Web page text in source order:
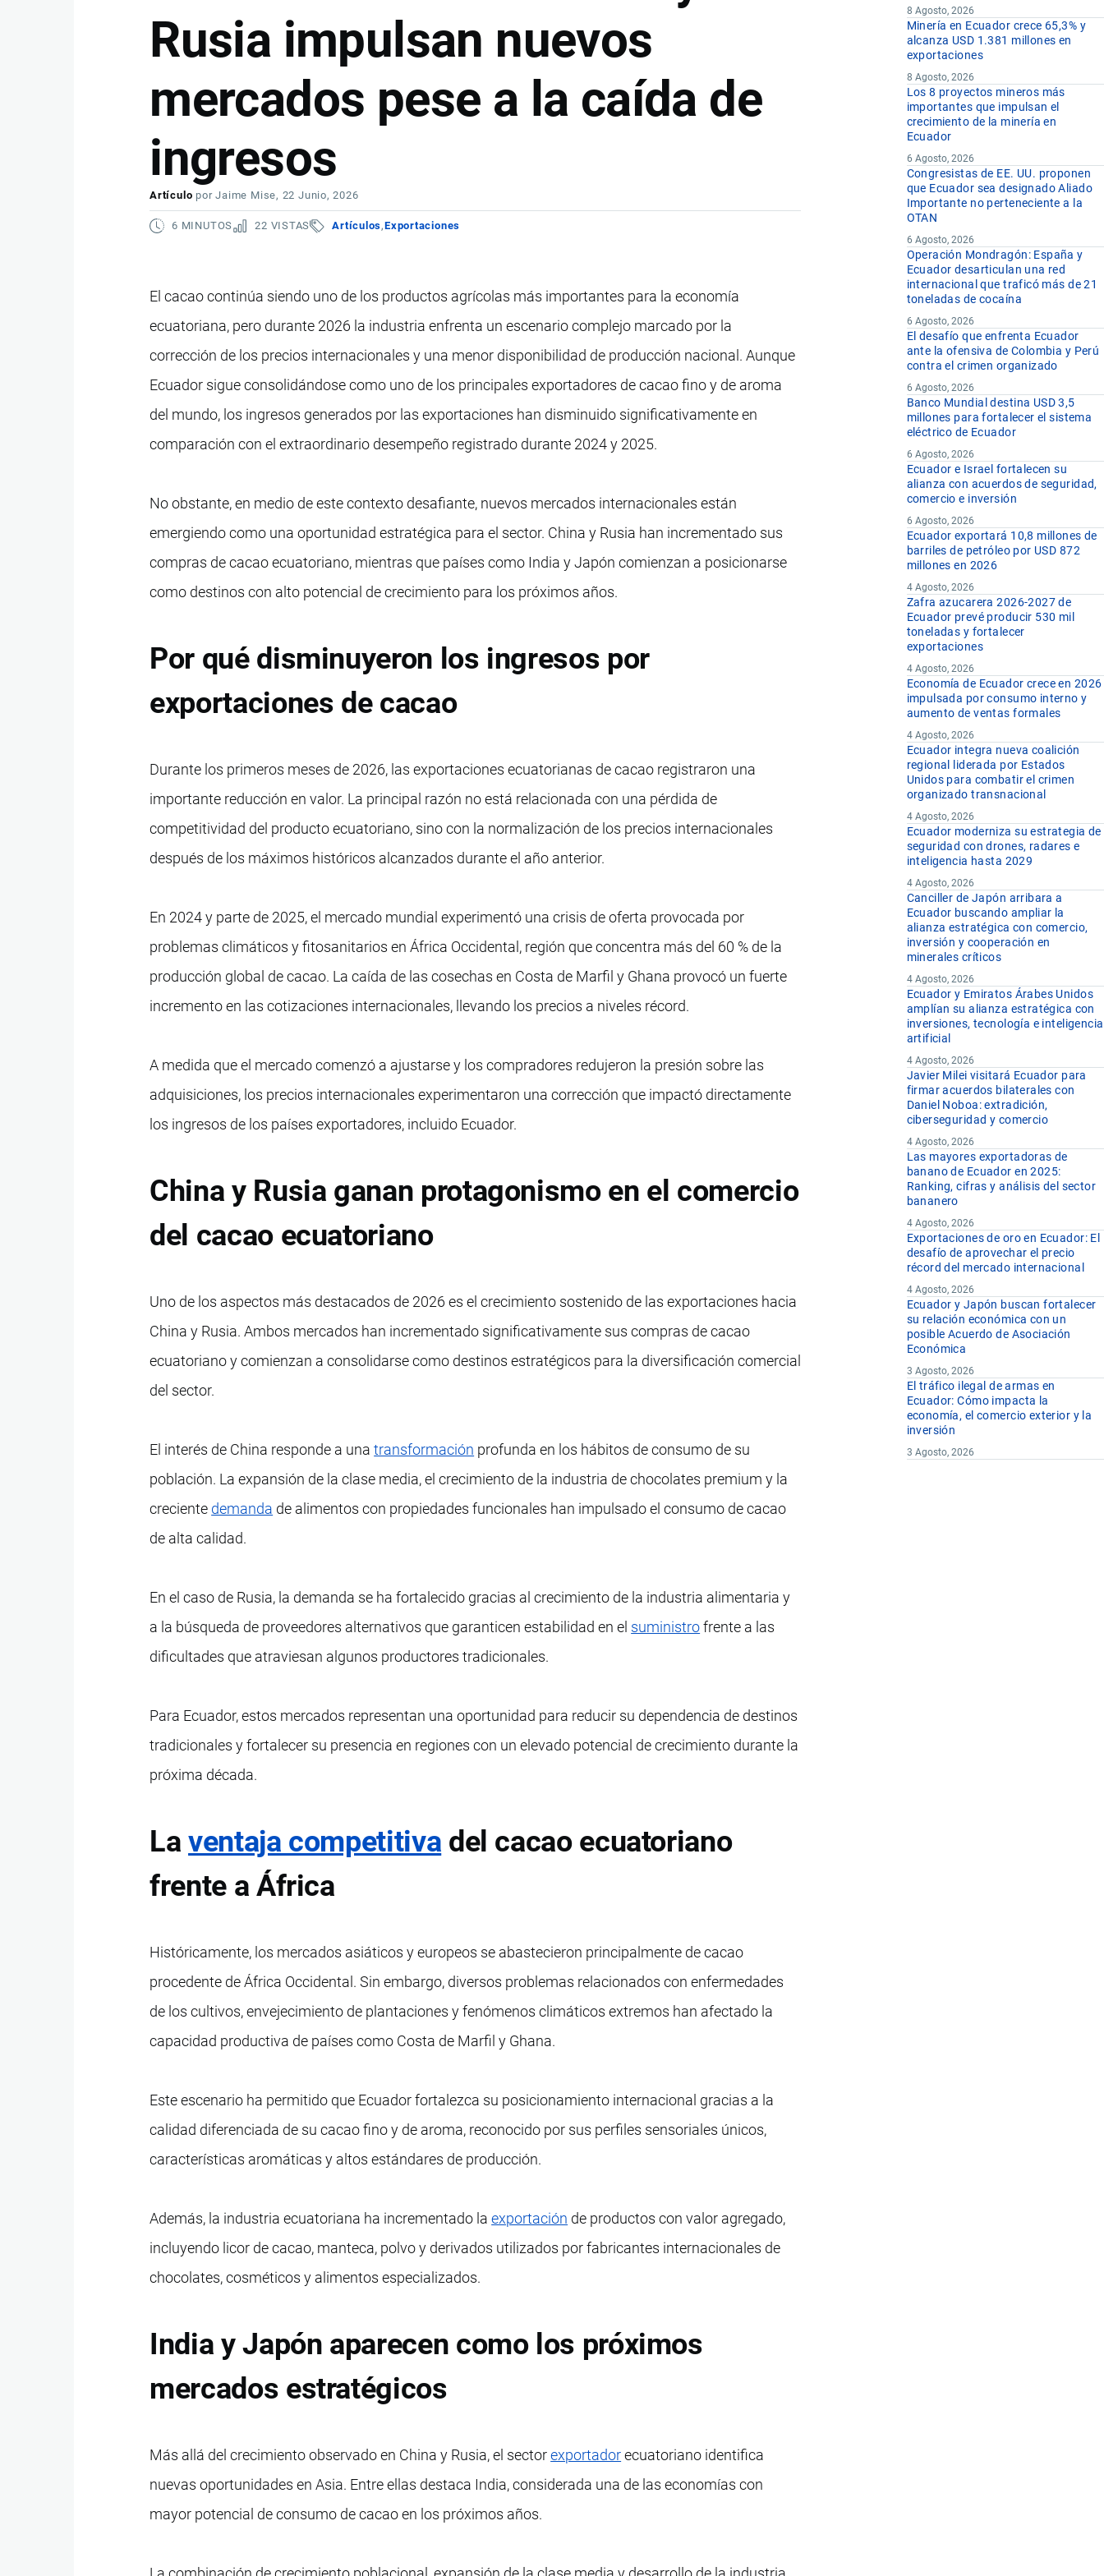
Rusia impulsan nuevos
mercados pese a la caída de
ingresos
Artículo porJaime Mise, 22 Junio, 2026
6 MINUTOS 22 VISTAS Artículos Exportaciones
El cacao continúa siendo uno de los productos agrícolas más importantes para la economía
ecuatoriana, pero durante 2026 la industria enfrenta un escenario complejo marcado por la
corrección de los precios internacionales y una menor disponibilidad de producción nacional. Aunque
Ecuador sigue consolidándose como uno de los principales exportadores de cacao fino y de aroma
del mundo, los ingresos generados por las exportaciones han disminuido significativamente en
comparación con el extraordinario desempeño registrado durante 2024 y 2025.
No obstante, en medio de este contexto desafiante, nuevos mercados internacionales están
emergiendo como una oportunidad estratégica para el sector. China y Rusia han incrementado sus
compras de cacao ecuatoriano, mientras que países como India y Japón comienzan a posicionarse
como destinos con alto potencial de crecimiento para los próximos años.
Por qué disminuyeron los ingresos por
exportaciones de cacao
Durante los primeros meses de 2026, las exportaciones ecuatorianas de cacao registraron una
importante reducción en valor. La principal razón no está relacionada con una pérdida de
competitividad del producto ecuatoriano, sino con la normalización de los precios internacionales
después de los máximos históricos alcanzados durante el año anterior.
En 2024 y parte de 2025, el mercado mundial experimentó una crisis de oferta provocada por
problemas climáticos y fitosanitarios en África Occidental, región que concentra más del 60 % de la
producción global de cacao. La caída de las cosechas en Costa de Marfil y Ghana provocó un fuerte
incremento en las cotizaciones internacionales, llevando los precios a niveles récord.
A medida que el mercado comenzó a ajustarse y los compradores redujeron la presión sobre las
adquisiciones, los precios internacionales experimentaron una corrección que impactó directamente
los ingresos de los países exportadores, incluido Ecuador.
China y Rusia ganan protagonismo en el comercio
del cacao ecuatoriano
Uno de los aspectos más destacados de 2026 es el crecimiento sostenido de las exportaciones hacia
China y Rusia. Ambos mercados han incrementado significativamente sus compras de cacao
ecuatoriano y comienzan a consolidarse como destinos estratégicos para la diversificación comercial
del sector.
El interés de China responde a unatransformación profunda en los hábitos de consumo de su
población. La expansión de la clase media, el crecimiento de la industria de chocolates premium y la
creciente demanda de alimentos con propiedades funcionales han impulsado el consumo de cacao
de alta calidad.
En el caso de Rusia, la demanda se ha fortalecido gracias al crecimiento de la industria alimentaria y
a la búsqueda de proveedores alternativos que garanticen estabilidad en el suministrofrente a las
dificultades que atraviesan algunos productores tradicionales.
Para Ecuador, estos mercados representan una oportunidad para reducir su dependencia de destinos
tradicionales y fortalecer su presencia en regiones con un elevado potencial de crecimiento durante la
próxima década.
Laventaja competitiva del cacao ecuatoriano
frente a África
Históricamente, los mercados asiáticos y europeos se abastecieron principalmente de cacao
procedente de África Occidental. Sin embargo, diversos problemas relacionados con enfermedades
de los cultivos, envejecimiento de plantaciones y fenómenos climáticos extremos han afectado la
capacidad productiva de países como Costa de Marfil y Ghana.
Este escenario ha permitido que Ecuador fortalezca su posicionamiento internacional gracias a la
calidad diferenciada de su cacao fino y de aroma, reconocido por sus perfiles sensoriales únicos,
características aromáticas y altos estándares de producción.
Además, la industria ecuatoriana ha incrementado laexportación de productos con valor agregado,
incluyendo licor de cacao, manteca, polvo y derivados utilizados por fabricantes internacionales de
chocolates, cosméticos y alimentos especializados.
India y Japón aparecen como los próximos
mercados estratégicos
Más allá del crecimiento observado en China y Rusia, el sectorexportadorecuatoriano identifica
nuevas oportunidades en Asia. Entre ellas destaca India, considerada una de las economías con
mayor potencial de consumo de cacao en los próximos años.
8 Agosto, 2026
Minería en Ecuador crece 65,3% y
alcanza USD 1.381 millones en
exportaciones
8 Agosto, 2026
Los 8 proyectos mineros más
importantes que impulsan el
crecimiento de la minería en
Ecuador
6 Agosto, 2026
Congresistas de EE. UU. proponen
que Ecuador sea designado Aliado
Importante no perteneciente a la
OTAN
6 Agosto, 2026
Operación Mondragón: España y
Ecuador desarticulan una red
internacional que traficó más de 21
toneladas de cocaína
6 Agosto, 2026
El desafío que enfrenta Ecuador
ante la ofensiva de Colombia y Perú
contra el crimen organizado
6 Agosto, 2026
Banco Mundial destina USD 3,5
millones para fortalecer el sistema
eléctrico de Ecuador
6 Agosto, 2026
Ecuador e Israel fortalecen su
alianza con acuerdos de seguridad,
comercio e inversión
6 Agosto, 2026
Ecuador exportará 10,8 millones de
barriles de petróleo por USD 872
millones en 2026
4 Agosto, 2026
Zafra azucarera 2026-2027 de
Ecuador prevé producir 530 mil
toneladas y fortalecer
exportaciones
4 Agosto, 2026
Economía de Ecuador crece en 2026
impulsada por consumo interno y
aumento de ventas formales
4 Agosto, 2026
Ecuador integra nueva coalición
regional liderada por Estados
Unidos para combatir el crimen
organizado transnacional
4 Agosto, 2026
Ecuador moderniza su estrategia de
seguridad con drones, radares e
inteligencia hasta 2029
4 Agosto, 2026
Canciller de Japón arribara a
Ecuador buscando ampliar la
alianza estratégica con comercio,
inversión y cooperación en
minerales críticos
4 Agosto, 2026
Ecuador y Emiratos Árabes Unidos
amplían su alianza estratégica con
inversiones, tecnología e inteligencia
artificial
4 Agosto, 2026
Javier Milei visitará Ecuador para
firmar acuerdos bilaterales con
Daniel Noboa: extradición,
ciberseguridad y comercio
4 Agosto, 2026
Las mayores exportadoras de
banano de Ecuador en 2025:
Ranking, cifras y análisis del sector
bananero
4 Agosto, 2026
Exportaciones de oro en Ecuador: El
desafío de aprovechar el precio
récord del mercado internacional
4 Agosto, 2026
Ecuador y Japón buscan fortalecer
su relación económica con un
posible Acuerdo de Asociación
Económica
3 Agosto, 2026
El tráfico ilegal de armas en
Ecuador: Cómo impacta la
economía, el comercio exterior y la
inversión
3 Agosto, 2026